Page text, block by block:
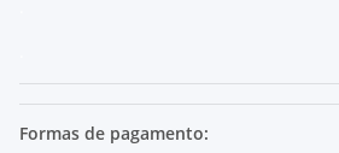
Formas de pagamento: